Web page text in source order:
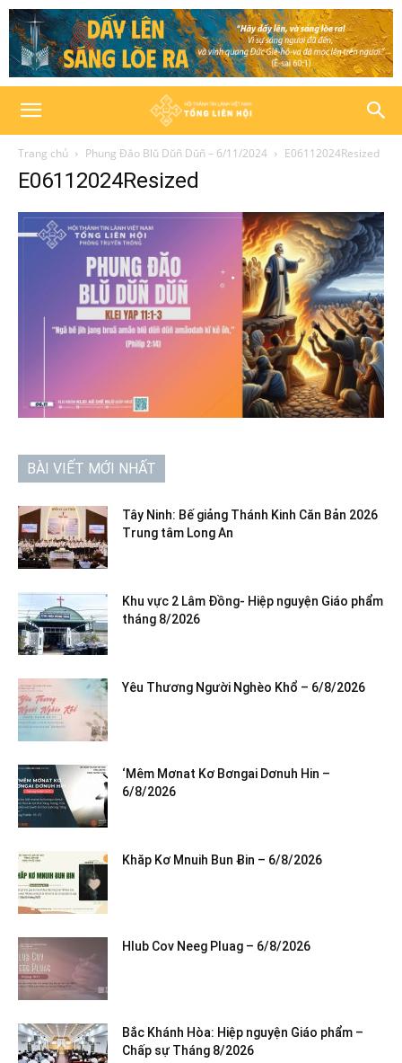
Trang chủ Phung Đăo Blŭ Dŭñ Dŭñ – 6/11/2024 E06112024Resized
E06112024Resized
BÀI VIẾT MỚI NHẤT
Tây Ninh: Bế giảng Thánh Kinh Căn Bản 2026
Trung tâm Long An
Khu vực 2 Lâm Đồng- Hiệp nguyện Giáo phẩm
tháng 8/2026
Yêu Thương Người Nghèo Khổ – 6/8/2026
‘Mêm Mơnat Kơ Bơngai Dơnuh Hin –
6/8/2026
Khăp Kơ Mnuih Bun Ƀin – 6/8/2026
Hlub Cov Neeg Pluag – 6/8/2026
Bắc Khánh Hòa: Hiệp nguyện Giáo phẩm –
Chấp sự Tháng 8/2026